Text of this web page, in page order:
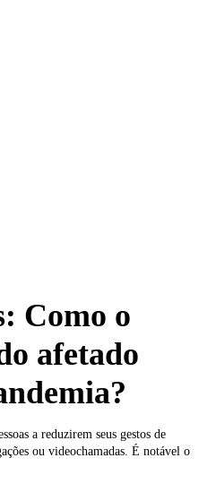
Como o
afetado
a reduzirem seus gestos de
ou videochamadas. É notável o